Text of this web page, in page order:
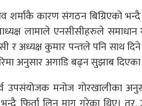
शर्माकै कारण संगठन बिग्रिएको
लामाले एनसीसीहरुले
र अध्यक्ष कुमार पन्तले पनि साथ
अनुसार अगाडि बढ्न सुझाब दिएका
उपसंयोजक मनोज गोरखालीका